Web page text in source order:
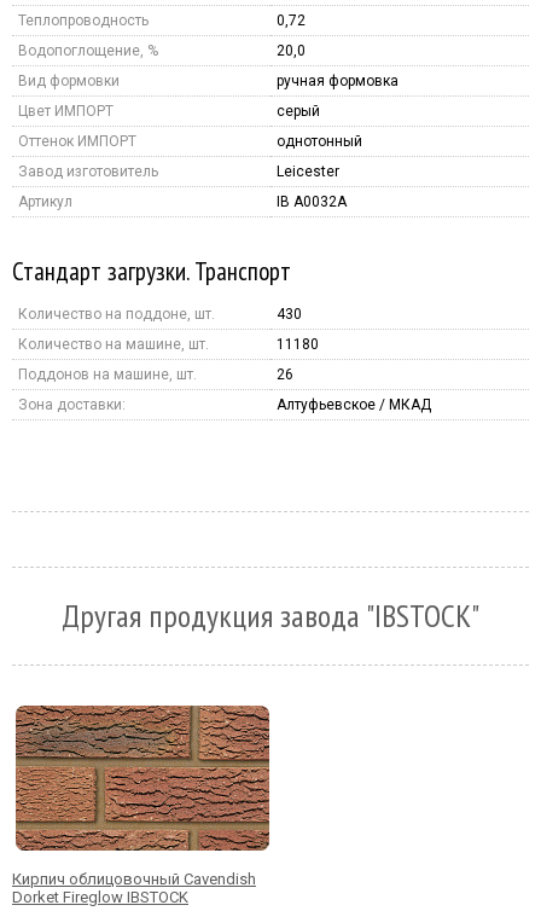
Теплопроводность
0,72
Водопоглощение, %
20,0
Вид формовки
ручная формовка
Цвет ИМПОРТ
серый
Оттенок ИМПОРТ
однотонный
Завод изготовитель
Leicester
Артикул
IB A0032A
Стандарт загрузки. Транспорт
Количество на поддоне, шт.
430
Количество на машине, шт.
11180
Поддонов на машине, шт.
26
Зона доставки:
Алтуфьевское / МКАД
Другая продукция завода "IBSTOCK"
Кирпич облицовочный Cavendish
Dorket Fireglow IBSTOCK